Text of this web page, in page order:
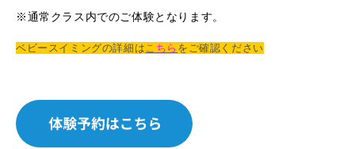
※通常クラス内でのご体験となります。
ベビースイミングの詳細は こちら をご確認ください